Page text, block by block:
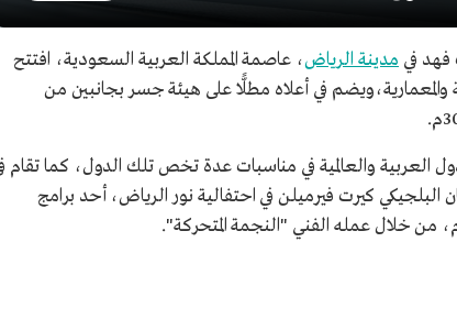
فهد في مدينة الرياض، عاصمة المملكة العربية السعودية، افتتح
الحضرية والمعمارية،ويضم في أعلاه مطلًّا على هيئة جسر بجانبين من
العربية والعالمية في مناسبات عدة تخص تلك الدول، كما تقام
البلجيكي كيرت فيرميلن في احتفالية نور الرياض، أحد برامج